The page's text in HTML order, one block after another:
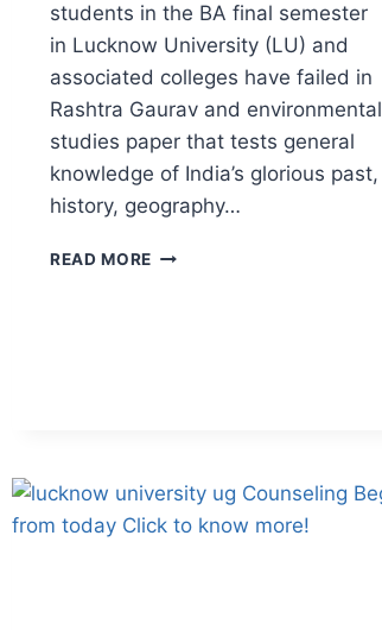
students in the BA final semester
in Lucknow University (LU) and
associated colleges have failed in
Rashtra Gaurav and environmental
studies paper that tests general
knowledge of India’s glorious past,
history, geography…
READ MORE